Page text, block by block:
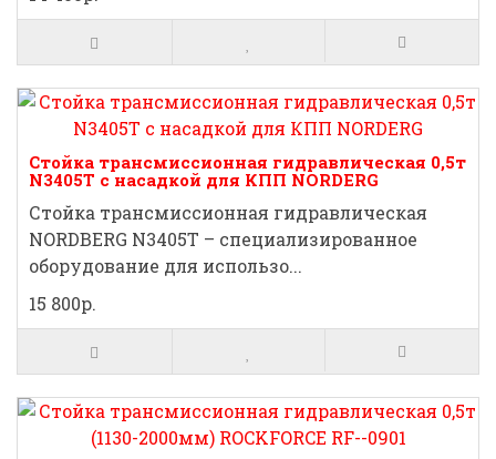
Стойка трансмиссионная гидравлическая 0,5т
N3405T с насадкой для КПП NORDERG
Стойка трансмиссионная гидравлическая
NORDBERG N3405T – специализированное
оборудование для использо...
15 800р.